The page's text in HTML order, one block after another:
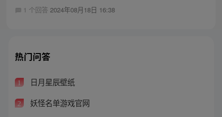
1 个回答 2024年08月18日 16:38
热门问答
1 日月星辰壁纸
2 妖怪名单游戏官网